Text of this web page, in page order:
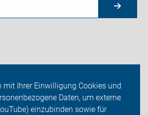
mit Ihrer Einwilligung Cookies und
Daten, um externe
einzubinden sowie für